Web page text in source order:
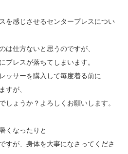
を感じさせるセンタープレスについ
は仕方ないと思うのですが、
プレスが落ちてしまいます。
ッサーを購入して毎度着る前に
すが、
しょうか？よろしくお願いします。
くなったりと
すが、身体を大事になさってくださ